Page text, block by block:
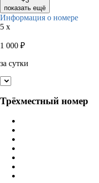
показать ещё
Информация о номере
5 x
1 000 ₽
за сутки
Трёхместный номер